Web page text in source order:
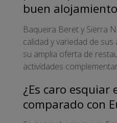
buen
Baqueira Beret y Sierra
calidad y variedad de
su amplia oferta de
actividades
¿Es caro esquiar
comparado con